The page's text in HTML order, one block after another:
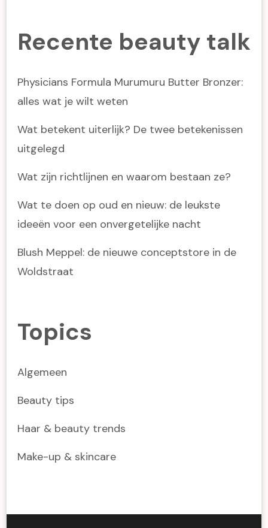
Recente beauty talk
Physicians Formula Murumuru Butter Bronzer:
alles wat je wilt weten
Wat betekent uiterlijk? De twee betekenissen
uitgelegd
Wat zijn richtlijnen en waarom bestaan ze?
Wat te doen op oud en nieuw: de leukste
ideeën voor een onvergetelijke nacht
Blush Meppel: de nieuwe conceptstore in de
Woldstraat
Topics
Algemeen
Beauty tips
Haar & beauty trends
Make-up & skincare